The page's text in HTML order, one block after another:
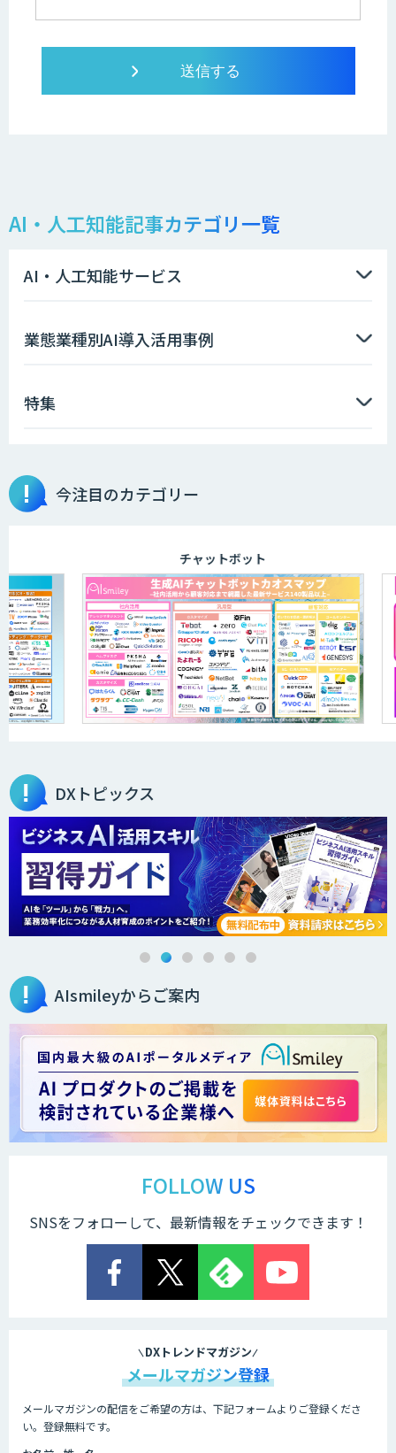
AI・人工知能記事カテゴリ一覧
AI・人工知能サービス
業態業種別AI導入活用事例
特集
今注目のカテゴリー
チャットボット
DXトピックス
AIsmileyからご案内
FOLLOW US
SNSをフォローして、最新情報をチェックできます！
DXトレンドマガジン
メールマガジン登録
メールマガジンの配信をご希望の方は、下記フォームよりご登録くださ
い。登録無料です。